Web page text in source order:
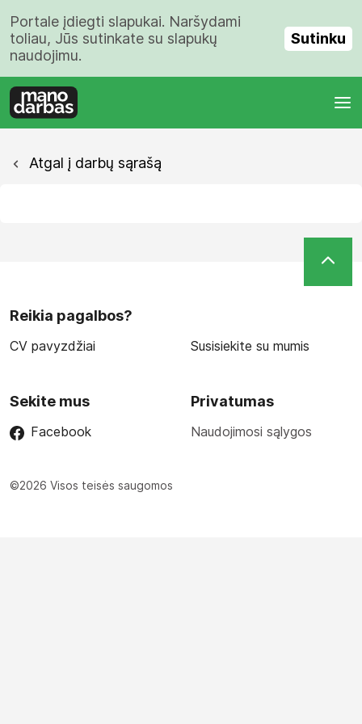
Portale įdiegti slapukai. Naršydami
toliau, Jūs sutinkate su slapukų
naudojimu.
Sutinku
Atgal į darbų sąrašą
Reikia pagalbos?
CV pavyzdžiai Susisiekite su mumis
Sekite mus
Facebook
Privatumas
Naudojimosi sąlygos
©2026 Visos teisės saugomos